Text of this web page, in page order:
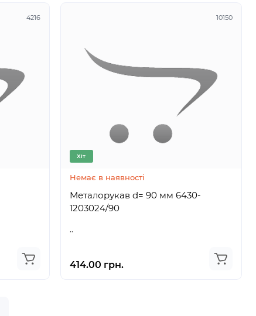
4216 10150
Хіт
Немає в наявності
Металорукав d= 90 мм 6430-
1203024/90
..
414.00 грн.